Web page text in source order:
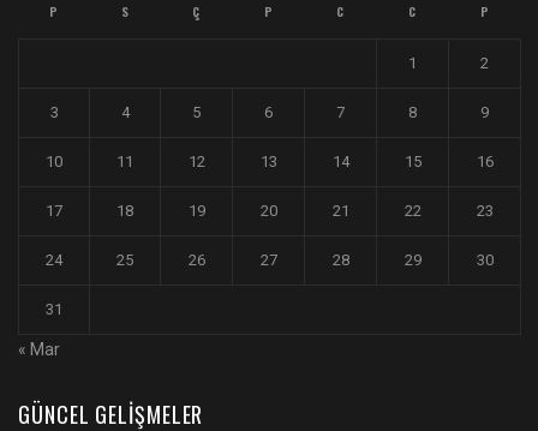
P S Ç P C C P
1 2
3 4 5 6 7 8 9
10 11 12 13 14 15 16
17 18 19 20 21 22 23
24 25 26 27 28 29 30
31
« Mar
GÜNCEL GELIŞMELER